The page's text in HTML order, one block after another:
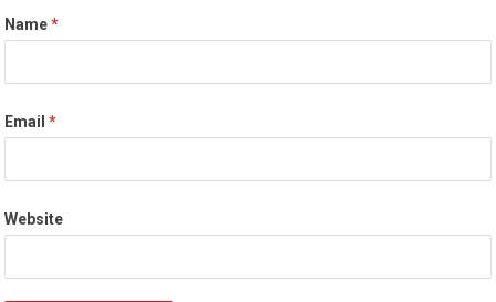
Name*
Email*
Website